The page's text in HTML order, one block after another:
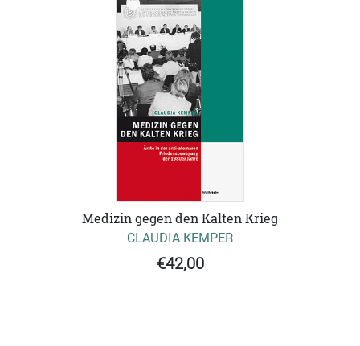
Medizin gegen den Kalten Krieg
CLAUDIA KEMPER
€42,00